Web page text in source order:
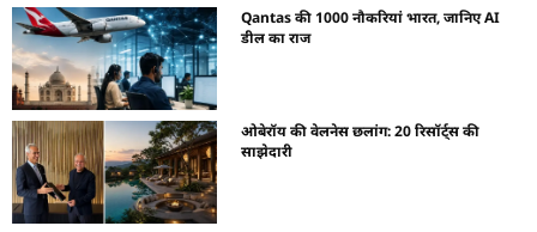
Qantas की 1000 नौकरियां भारत, जानिए AI
डील का राज
ओबेरॉय की वेलनेस छलांग: 20 रिसॉर्ट्स की
साझेदारी